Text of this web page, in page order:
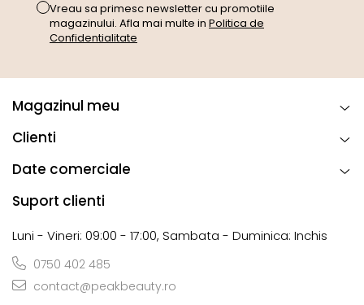
Vreau sa primesc newsletter cu promotiile
magazinului. Afla mai multe in Politica de
Confidentialitate
Magazinul meu
Clienti
Date comerciale
Suport clienti
Luni - Vineri: 09:00 - 17:00, Sambata - Duminica: Inchis
0750 402 485
contact@peakbeauty.ro